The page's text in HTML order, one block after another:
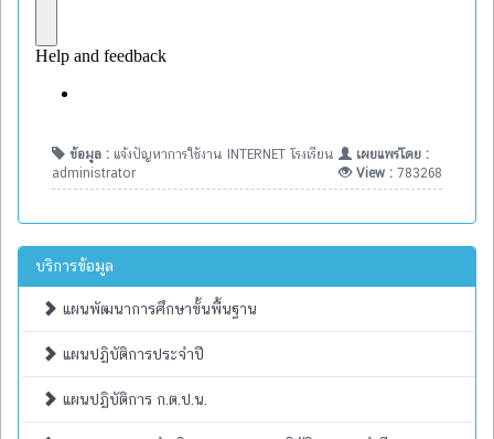
ข้อมูล : แจ้งปัญหาการใช้งาน INTERNET โรงเรียน
เผยแพร่โดย :
administrator
View : 783268
บริการข้อมูล
แผนพัฒนาการศึกษาขั้นพื้นฐาน
แผนปฏิบัติการประจำปี
แผนปฏิบัติการ ก.ต.ป.น.